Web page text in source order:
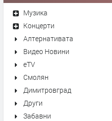
Музика
Концерти
Алтернативата
Видео Новини
eTV
Смолян
Димитровград
Други
Забавни